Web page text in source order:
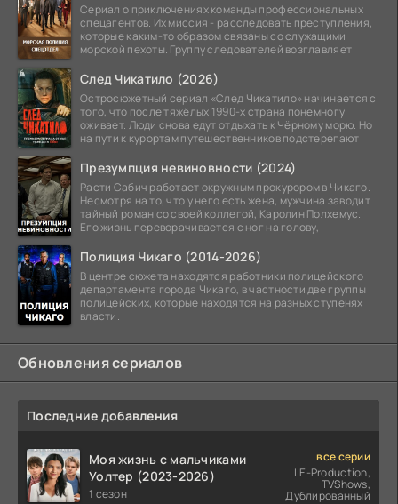
Сериал о приключениях команды профессиональных
спецагентов. Их миссия - расследовать преступления,
которые каким-то образом связаны со служащими
морской пехоты. Группу следователей возглавляет
След Чикатило (2026)
Остросюжетный сериал «След Чикатило» начинается с
того, что после тяжёлых 1990-х страна понемногу
оживает. Люди снова едут отдыхать к Чёрному морю. Но
на пути к курортам путешественников подстерегают
Презумпция невиновности (2024)
Расти Сабич работает окружным прокурором в Чикаго.
Несмотря на то, что у него есть жена, мужчина заводит
тайный роман со своей коллегой, Каролин Полхемус.
Его жизнь переворачивается с ног на голову,
Полиция Чикаго (2014-2026)
В центре сюжета находятся работники полицейского
департамента города Чикаго, в частности две группы
полицейских, которые находятся на разных ступенях
власти.
Обновления сериалов
Последние добавления
Моя жизнь с мальчиками
Уолтер (2023-2026)
1 сезон
все серии
LE-Production,
TVShows,
Дублированный